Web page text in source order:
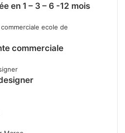
en 1 – 3 – 6 -12 mois
commerciale